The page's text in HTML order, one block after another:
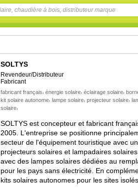
SOLTYS
Revendeur/Distributeur
Fabricant
fabricant français énergie solaire, éclairage solaire,
kit solaire autonome, lampe solaire, projecteur solaire,
solaire,
SOLTYS est concepteur et fabricant
2005. L'entreprise se positionne
secteur de l'équipement touristique avec
projecteurs solaires et lampadaires
avec des lampes solaires dédiées au
pour les pays sans électricité. En
kits solaires autonomes pour les sites